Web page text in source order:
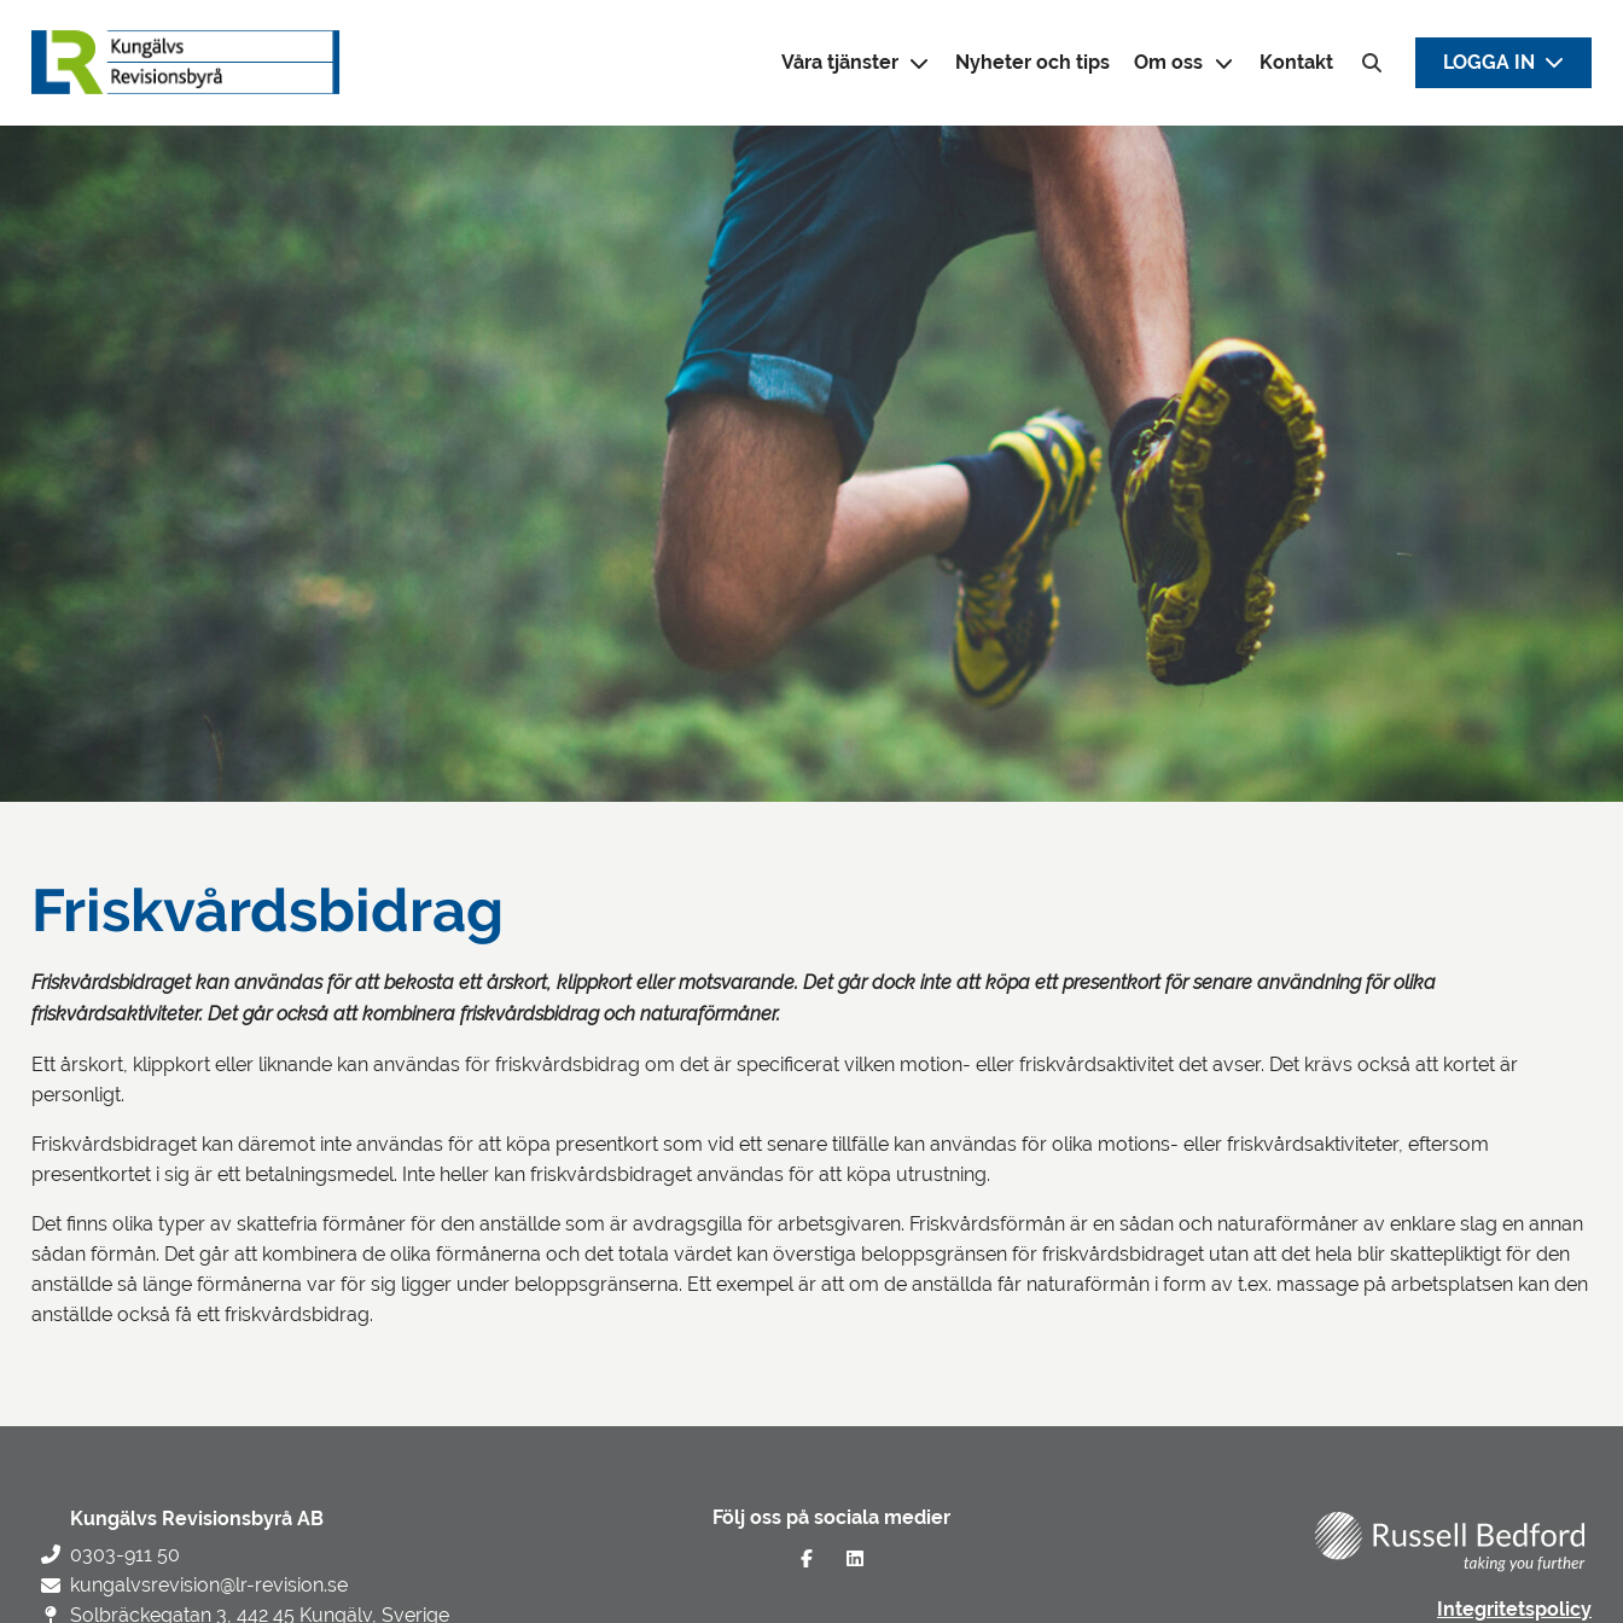
Våra tjänster Nyheter och tips Om oss Kontakt
Sök efter:
LOGGA IN
Friskvårdsbidrag
Friskvårdsbidraget kan användas för att bekosta ett årskort, klippkort eller motsvarande. Det går dock inte att köpa ett presentkort för senare användning för olika
friskvårdsaktiviteter. Det går också att kombinera friskvårdsbidrag och naturaförmåner.
Ett årskort, klippkort eller liknande kan användas för friskvårdsbidrag om det är specificerat vilken motion- eller friskvårdsaktivitet det avser. Det krävs också att kortet är
personligt.
Friskvårdsbidraget kan däremot inte användas för att köpa presentkort som vid ett senare tillfälle kan användas för olika motions- eller friskvårdsaktiviteter, eftersom
presentkortet i sig är ett betalningsmedel. Inte heller kan friskvårdsbidraget användas för att köpa utrustning.
Det finns olika typer av skattefria förmåner för den anställde som är avdragsgilla för arbetsgivaren. Friskvårdsförmån är en sådan och naturaförmåner av enklare slag en annan
sådan förmån. Det går att kombinera de olika förmånerna och det totala värdet kan överstiga beloppsgränsen för friskvårdsbidraget utan att det hela blir skattepliktigt för den
anställde så länge förmånerna var för sig ligger under beloppsgränserna. Ett exempel är att om de anställda får naturaförmån i form av t.ex. massage på arbetsplatsen kan den
anställde också få ett friskvårdsbidrag.
Kungälvs Revisionsbyrå AB
0303-911 50
kungalvsrevision@lr-revision.se
Solbräckegatan 3, 442 45 Kungälv, Sverige
Följ oss på sociala medier
Integritetspolicy